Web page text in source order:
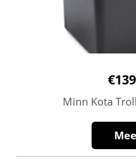
€
Minn Kota